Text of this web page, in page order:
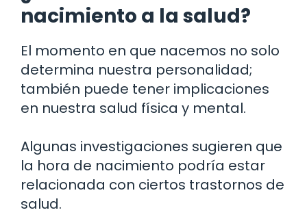
nacimiento a la salud?
El momento en que nacemos no solo
determina nuestra personalidad;
también puede tener implicaciones
en nuestra salud física y mental.
Algunas investigaciones sugieren que
la hora de nacimiento podría estar
relacionada con ciertos trastornos de
salud.